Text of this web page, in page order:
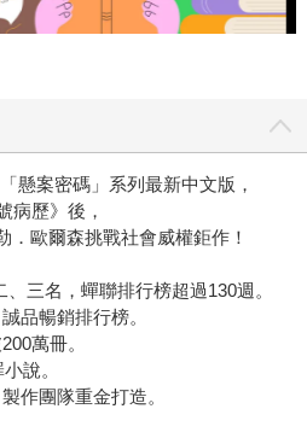
懸案密碼」系列最新中文版，
病歷》後，
歐爾森挑戰社會威權鉅作！
三名，蟬聯排行榜超過130週。
品暢銷排行榜。
萬冊。
說。
作團隊重金打造。